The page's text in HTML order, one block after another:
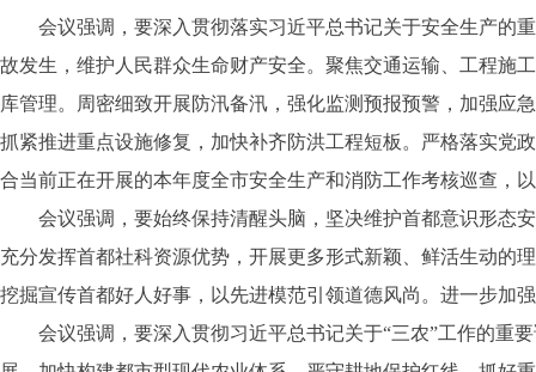
会议强调，要深入贯彻落实习近平总书记关于安全生产的重
故发生，维护人民群众生命财产安全。聚焦交通运输、工程施
库管理。周密细致开展防汛备汛，强化监测预报预警，加强应
抓紧推进重点设施修复，加快补齐防洪工程短板。严格落实党
合当前正在开展的本年度全市安全生产和消防工作考核巡查，
会议强调，要始终保持清醒头脑，坚决维护首都意识形态安
充分发挥首都社科资源优势，开展更多形式新颖、鲜活生动的
挖掘宣传首都好人好事，以先进模范引领道德风尚。进一步加
会议强调，要深入贯彻习近平总书记关于“三农”工作的重要